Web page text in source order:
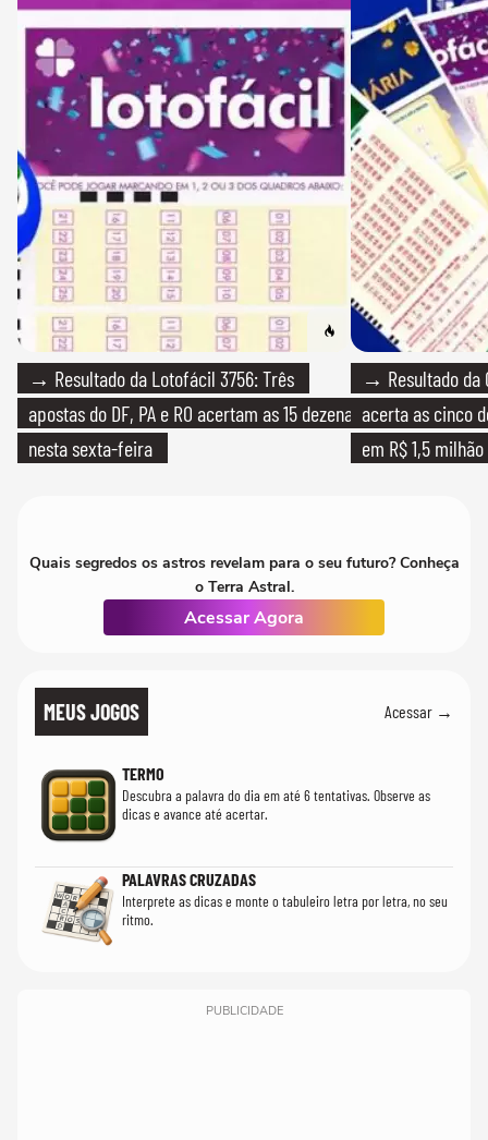
→ Resultado da Lotofácil 3756: Três
apostas do DF, PA e RO acertam as 15 dezenas
nesta sexta-feira
→ Resultado da
acerta as cinco
em R$ 1,5 milhão
Quais segredos os astros revelam para o seu futuro? Conheça
o Terra Astral.
Acessar Agora
MEUS JOGOS Acessar →
TERMO
Descubra a palavra do dia em até 6 tentativas. Observe as
dicas e avance até acertar.
PALAVRAS CRUZADAS
Interprete as dicas e monte o tabuleiro letra por letra, no seu
ritmo.
PUBLICIDADE